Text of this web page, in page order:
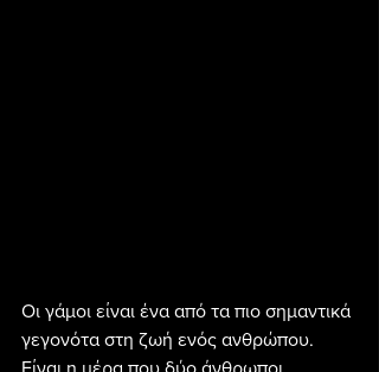
Οι γάμοι είναι ένα από τα πιο σημαντικά
γεγονότα στη ζωή ενός ανθρώπου.
Είναι η μέρα που δύο άνθρωποι